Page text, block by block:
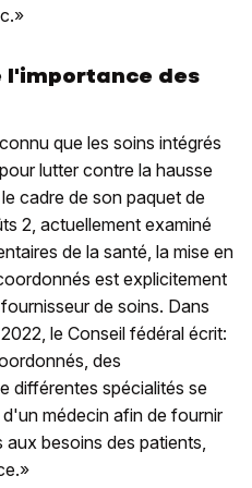
l'importance des
que les soins intégrés
lutter contre la hausse
cadre de son paquet de
2, actuellement examiné
de la santé, la mise en
est explicitement
de soins. Dans
le Conseil fédéral écrit:
des
différentes spécialités se
médecin afin de fournir
besoins des patients,